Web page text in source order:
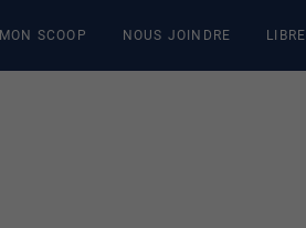
MON SCOOP NOUS JOINDRE